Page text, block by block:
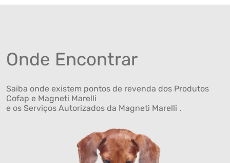
Onde Encontrar
Saiba onde existem pontos de revenda dos Produtos
Cofap e Magneti Marelli
e os Serviços Autorizados da Magneti Marelli .